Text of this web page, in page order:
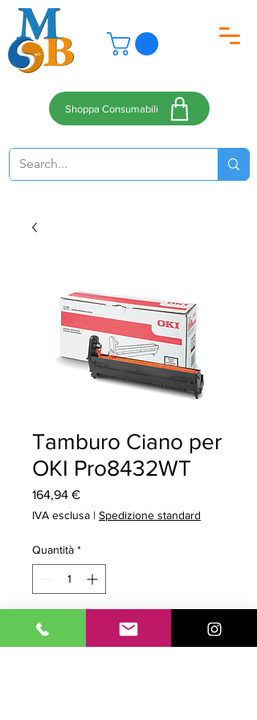
Shoppa Consumabili
Tamburo Ciano per
OKI Pro8432WT
164,94 €Prezzo
IVA esclusa | Spedizione standard
Quantità *
Aggiungi al carrello